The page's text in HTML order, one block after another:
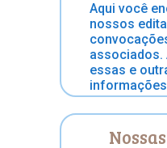
Aqui você
nossos
associados.
essas e